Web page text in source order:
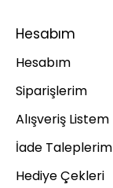
Hesabım
Hesabım
Siparişlerim
Alışveriş Listem
İade Taleplerim
Hediye Çekleri